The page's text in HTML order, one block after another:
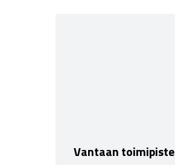
Vantaan toimipiste